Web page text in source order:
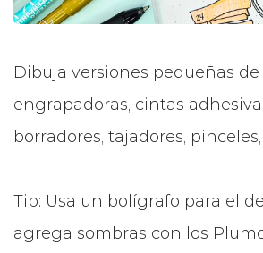
Dibuja versiones pequeñas de
engrapadoras, cintas
borradores, tajadores,
Tip: Usa un bolígrafo para el
agrega sombras con los